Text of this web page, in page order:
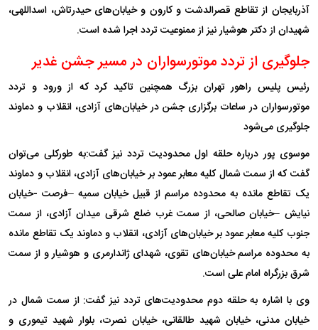
آذربایجان از تقاطع قصرالدشت و کارون و خیابان‌های حیدرتاش، اسداللهی،
شهیدان از دکتر هوشیار نیز از ممنوعیت تردد اجرا شده است.
جلوگیری از تردد موتورسواران در مسیر جشن غدیر
رئیس پلیس راهور تهران بزرگ همچنین تاکید کرد که از ورود و تردد
موتورسواران در ساعات برگزاری جشن در خیابان‌های آزادی، انقلاب و دماوند
جلوگیری می‌شود
موسوی پور درباره حلقه اول محدودیت تردد نیز گفت:‌به طورکلی می‌توان
گفت که از سمت شمال کلیه معابر عمود بر خیابان‌های آزادی، انقلاب و دماوند
یک تقاطع مانده به محدوده مراسم از قبیل خیابان سمیه –فرصت -خیابان
نیایش –خیابان صالحی، از سمت غرب ضلع شرقی میدان آزادی، از سمت
جنوب کلیه معابر عمود بر خیابان‌های آزادی، انقلاب و دماوند یک تقاطع مانده
به محدوده مراسم خیابان‌های تقوی، شهدای ژاندارمری و هوشیار و از سمت
شرق بزرگراه امام علی است.
وی با اشاره به حلقه دوم محدودیت‌های تردد نیز گفت: از سمت شمال در
خیابان مدنی، خیابان شهید طالقانی، خیابان نصرت، بلوار شهید تیموری و